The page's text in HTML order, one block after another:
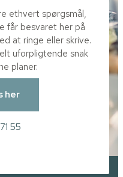
ethvert spørgsmål,
får besvaret her på
at ringe eller skrive.
uforpligtende snak
planer.
her
55